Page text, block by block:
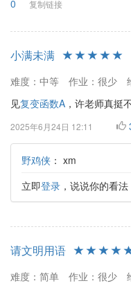
0
复制链接
小满未满
难度：中等
作业：很少
见复变函数A ，许老师真挺
2025年6月24日 12:11
野鸡侠 ： xm
立即登录 ，说说你的看法
请文明用语
难度：简单
作业：很少